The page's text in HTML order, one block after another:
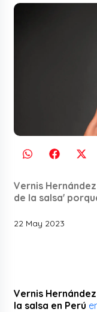
Vernis
de la salsa'
22 May 2023
Vernis
la salsa en Perú